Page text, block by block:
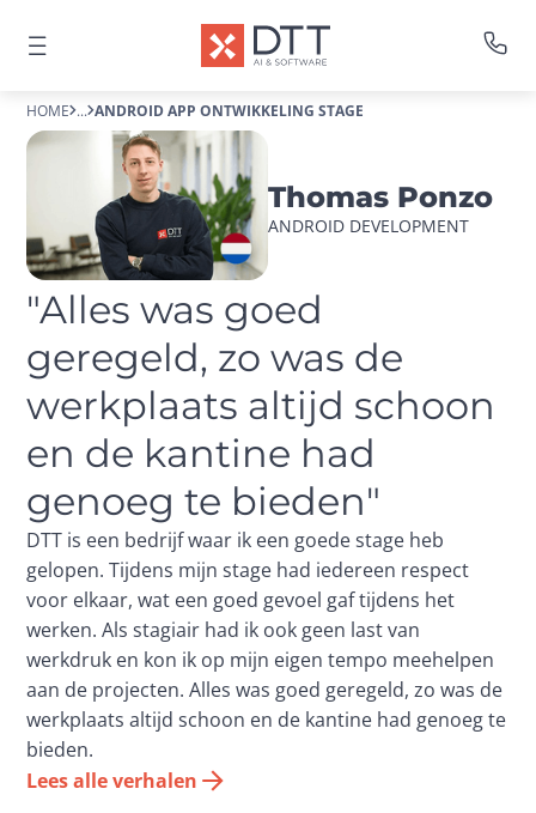
HOME ... ANDROID APP ONTWIKKELING STAGE
Thomas Ponzo
ANDROID DEVELOPMENT
"Alles was goed
geregeld, zo was de
werkplaats altijd schoon
en de kantine had
genoeg te bieden"
DTT is een bedrijf waar ik een goede stage heb
gelopen. Tijdens mijn stage had iedereen respect
voor elkaar, wat een goed gevoel gaf tijdens het
werken. Als stagiair had ik ook geen last van
werkdruk en kon ik op mijn eigen tempo meehelpen
aan de projecten. Alles was goed geregeld, zo was de
werkplaats altijd schoon en de kantine had genoeg te
bieden.
Lees alle verhalen